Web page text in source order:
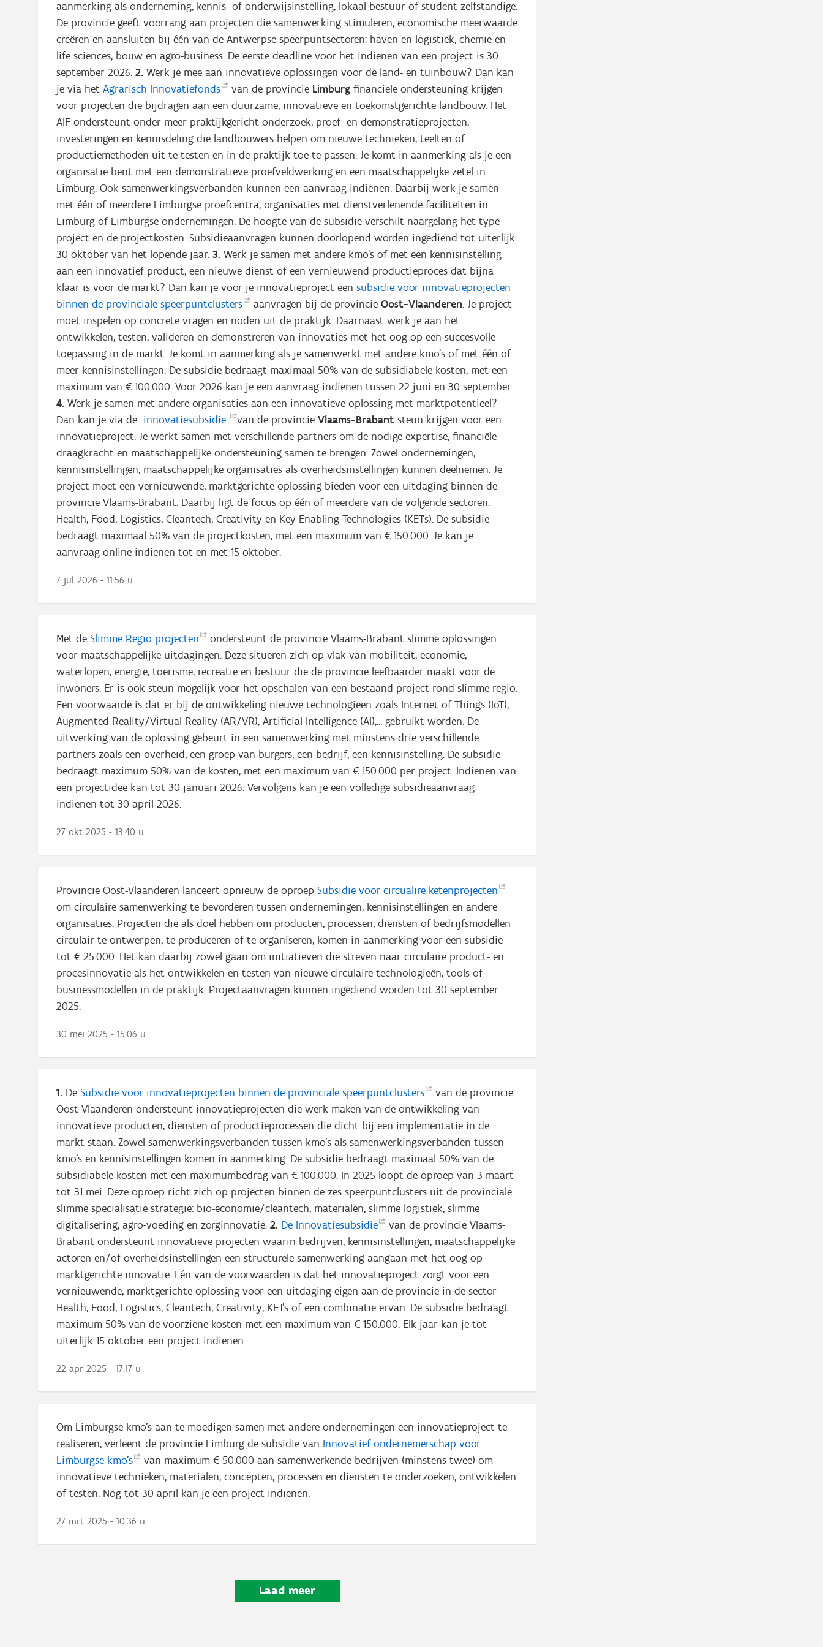
aanmerking als onderneming, kennis- of onderwijsinstelling, lokaal bestuur of student-zelfstandige.
De provincie geeft voorrang aan projecten die samenwerking stimuleren, economische meerwaarde
creëren en aansluiten bij één van de Antwerpse speerpuntsectoren: haven en logistiek, chemie en
life sciences, bouw en agro-business. De eerste deadline voor het indienen van een project is 30
september 2026. 2. Werk je mee aan innovatieve oplossingen voor de land- en tuinbouw? Dan kan
je via het Agrarisch Innovatiefonds van de provincie Limburg financiële ondersteuning krijgen
voor projecten die bijdragen aan een duurzame, innovatieve en toekomstgerichte landbouw. Het
AIF ondersteunt onder meer praktijkgericht onderzoek, proef- en demonstratieprojecten,
investeringen en kennisdeling die landbouwers helpen om nieuwe technieken, teelten of
productiemethoden uit te testen en in de praktijk toe te passen. Je komt in aanmerking als je een
organisatie bent met een demonstratieve proefveldwerking en een maatschappelijke zetel in
Limburg. Ook samenwerkingsverbanden kunnen een aanvraag indienen. Daarbij werk je samen
met één of meerdere Limburgse proefcentra, organisaties met dienstverlenende faciliteiten in
Limburg of Limburgse ondernemingen. De hoogte van de subsidie verschilt naargelang het type
project en de projectkosten. Subsidieaanvragen kunnen doorlopend worden ingediend tot uiterlijk
30 oktober van het lopende jaar. 3. Werk je samen met andere kmo’s of met een kennisinstelling
aan een innovatief product, een nieuwe dienst of een vernieuwend productieproces dat bijna
klaar is voor de markt? Dan kan je voor je innovatieproject een subsidie voor innovatieprojecten
binnen de provinciale speerpuntclusters aanvragen bij de provincie Oost-Vlaanderen. Je project
moet inspelen op concrete vragen en noden uit de praktijk. Daarnaast werk je aan het
ontwikkelen, testen, valideren en demonstreren van innovaties met het oog op een succesvolle
toepassing in de markt. Je komt in aanmerking als je samenwerkt met andere kmo’s of met één of
meer kennisinstellingen. De subsidie bedraagt maximaal 50% van de subsidiabele kosten, met een
maximum van € 100.000. Voor 2026 kan je een aanvraag indienen tussen 22 juni en 30 september.
4. Werk je samen met andere organisaties aan een innovatieve oplossing met marktpotentieel?
Dan kan je via de innovatiesubsidie van de provincie Vlaams-Brabant steun krijgen voor een
innovatieproject. Je werkt samen met verschillende partners om de nodige expertise, financiële
draagkracht en maatschappelijke ondersteuning samen te brengen. Zowel ondernemingen,
kennisinstellingen, maatschappelijke organisaties als overheidsinstellingen kunnen deelnemen. Je
project moet een vernieuwende, marktgerichte oplossing bieden voor een uitdaging binnen de
provincie Vlaams-Brabant. Daarbij ligt de focus op één of meerdere van de volgende sectoren:
Health, Food, Logistics, Cleantech, Creativity en Key Enabling Technologies (KET's). De subsidie
bedraagt maximaal 50% van de projectkosten, met een maximum van € 150.000. Je kan je
aanvraag online indienen tot en met 15 oktober.
7 jul 2026 - 11.56 u
Met de Slimme Regio projecten
ondersteunt de provincie Vlaams-Brabant slimme oplossingen
voor maatschappelijke uitdagingen. Deze situeren zich op vlak van mobiliteit, economie,
waterlopen, energie, toerisme, recreatie en bestuur die de provincie leefbaarder maakt voor de
inwoners. Er is ook steun mogelijk voor het opschalen van een bestaand project rond slimme regio.
Een voorwaarde is dat er bij de ontwikkeling nieuwe technologieën zoals Internet of Things (IoT),
Augmented Reality/Virtual Reality (AR/VR), Artificial Intelligence (AI),... gebruikt worden. De
uitwerking van de oplossing gebeurt in een samenwerking met minstens drie verschillende
partners zoals een overheid, een groep van burgers, een bedrijf, een kennisinstelling. De subsidie
bedraagt maximum 50% van de kosten, met een maximum van € 150.000 per project. Indienen van
een projectidee kan tot 30 januari 2026. Vervolgens kan je een volledige subsidieaanvraag
indienen tot 30 april 2026.
27 okt 2025 - 13.40 u
Provincie Oost-Vlaanderen lanceert opnieuw de oproep Subsidie voor circualire ketenprojecten
om circulaire samenwerking te bevorderen tussen ondernemingen, kennisinstellingen en andere
organisaties. Projecten die als doel hebben om producten, processen, diensten of bedrijfsmodellen
circulair te ontwerpen, te produceren of te organiseren, komen in aanmerking voor een subsidie
tot € 25.000. Het kan daarbij zowel gaan om initiatieven die streven naar circulaire product- en
procesinnovatie als het ontwikkelen en testen van nieuwe circulaire technologieën, tools of
businessmodellen in de praktijk. Projectaanvragen kunnen ingediend worden tot 30 september
2025.
30 mei 2025 - 15.06 u
1. De Subsidie voor innovatieprojecten binnen de provinciale speerpuntclusters
van de provincie
Oost-Vlaanderen ondersteunt innovatieprojecten die werk maken van de ontwikkeling van
innovatieve producten, diensten of productieprocessen die dicht bij een implementatie in de
markt staan. Zowel samenwerkingsverbanden tussen kmo’s als samenwerkingsverbanden tussen
kmo’s en kennisinstellingen komen in aanmerking. De subsidie bedraagt maximaal 50% van de
subsidiabele kosten met een maximumbedrag van € 100.000. In 2025 loopt de oproep van 3 maart
tot 31 mei. Deze oproep richt zich op projecten binnen de zes speerpuntclusters uit de provinciale
slimme specialisatie strategie: bio-economie/cleantech, materialen, slimme logistiek, slimme
digitalisering, agro-voeding en zorginnovatie. 2. De Innovatiesubsidie
van de provincie Vlaams-
Brabant ondersteunt innovatieve projecten waarin bedrijven, kennisinstellingen, maatschappelijke
actoren en/of overheidsinstellingen een structurele samenwerking aangaan met het oog op
marktgerichte innovatie. Eén van de voorwaarden is dat het innovatieproject zorgt voor een
vernieuwende, marktgerichte oplossing voor een uitdaging eigen aan de provincie in de sector
Health, Food, Logistics, Cleantech, Creativity, KET's of een combinatie ervan. De subsidie bedraagt
maximum 50% van de voorziene kosten met een maximum van € 150.000. Elk jaar kan je tot
uiterlijk 15 oktober een project indienen.
22 apr 2025 - 17.17 u
Om Limburgse kmo’s aan te moedigen samen met andere ondernemingen een innovatieproject te
realiseren, verleent de provincie Limburg de subsidie van Innovatief ondernemerschap voor
Limburgse kmo's
van maximum € 50.000 aan samenwerkende bedrijven (minstens twee) om
innovatieve technieken, materialen, concepten, processen en diensten te onderzoeken, ontwikkelen
of testen. Nog tot 30 april kan je een project indienen.
27 mrt 2025 - 10.36 u
Laad meer